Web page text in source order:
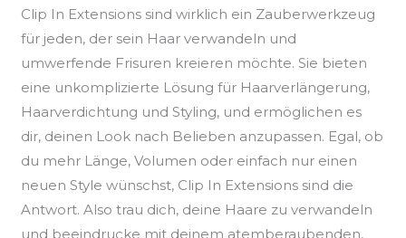
Clip In Extensions sind wirklich ein Zauberwerkzeug
für jeden, der sein Haar verwandeln und
umwerfende Frisuren kreieren möchte. Sie bieten
eine unkomplizierte Lösung für Haarverlängerung,
Haarverdichtung und Styling, und ermöglichen es
dir, deinen Look nach Belieben anzupassen. Egal, ob
du mehr Länge, Volumen oder einfach nur einen
neuen Style wünschst, Clip In Extensions sind die
Antwort. Also trau dich, deine Haare zu verwandeln
und beeindrucke mit deinem atemberaubenden,